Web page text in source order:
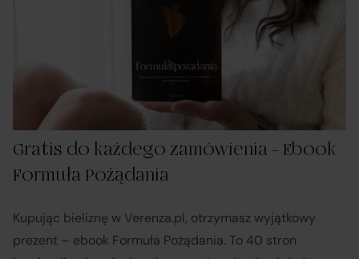
Gratis do każdego zamówienia – Ebook
Formuła Pożądania
Kupując bieliznę w Verenza.pl, otrzymasz wyjątkowy
prezent – ebook Formuła Pożądania. To 40 stron